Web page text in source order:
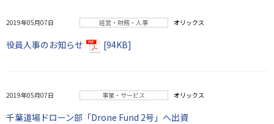
2019年05月07日 経営・財務・人事 オリックス
役員人事のお知らせ [94KB]
2019年05月07日 事業・サービス オリックス
千葉道場ドローン部「Drone Fund 2号」へ出資